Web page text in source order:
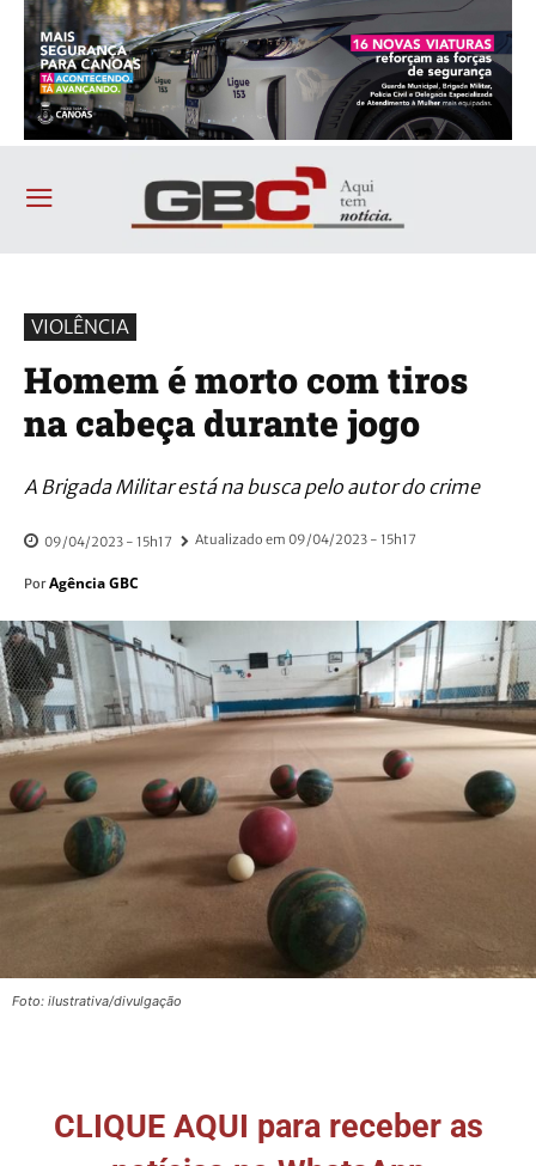
VIOLÊNCIA
Homem é morto com tiros
na cabeça durante jogo
A Brigada Militar está na busca pelo autor do crime
09/04/2023 - 15h17 Atualizado em 09/04/2023 - 15h17
Por Agência GBC
Foto: ilustrativa/divulgação
CLIQUE AQUI para receber as